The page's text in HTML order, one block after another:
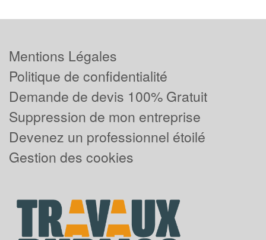
Mentions Légales
Politique de confidentialité
Demande de devis 100% Gratuit
Suppression de mon entreprise
Devenez un professionnel étoilé
Gestion des cookies